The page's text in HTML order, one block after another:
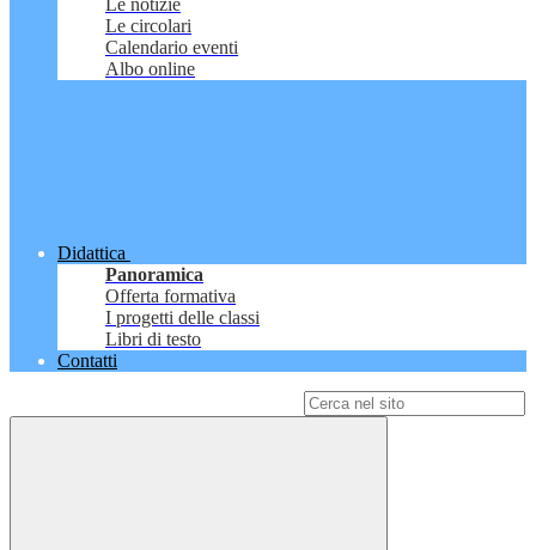
Le notizie
Le circolari
Calendario eventi
Albo online
Didattica
Panoramica
Offerta formativa
I progetti delle classi
Libri di testo
Contatti